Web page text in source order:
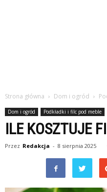
Strona główna Dom i ogród
Dom i ogród Podkładki i filc pod meble
ILE KOSZTUJE
Przez Redakcja - 8 sierpnia 2025